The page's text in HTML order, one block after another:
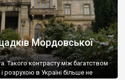
Мордовської
Такого контрасту між багатством
розрухою в Україні більше не